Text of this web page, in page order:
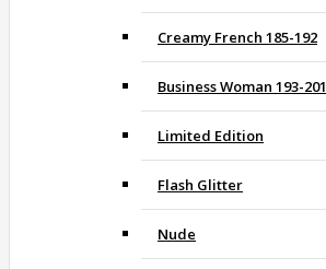
Creamy French 185-192
Business Woman 193-201
Limited Edition
Flash Glitter
Nude